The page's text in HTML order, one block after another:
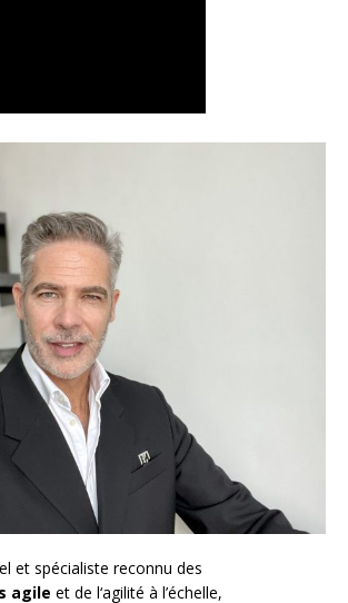
et spécialiste reconnu des
agile et de l‘agilité à l’échelle,